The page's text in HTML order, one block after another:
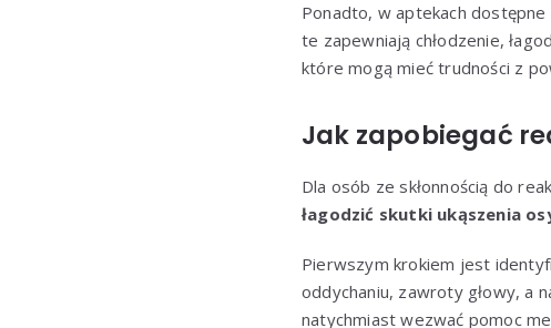
Ponadto, w aptekach
te zapewniają chłodzenie,
które mogą mieć trudności z
Jak zapobiegać
Dla osób ze skłonnością do
łagodzić skutki ukąszenia
Pierwszym krokiem jest
oddychaniu, zawroty głowy, a
natychmiast wezwać pomoc